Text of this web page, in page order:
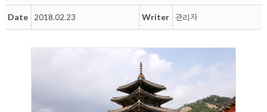
Date 2018.02.23 Writer 관리자